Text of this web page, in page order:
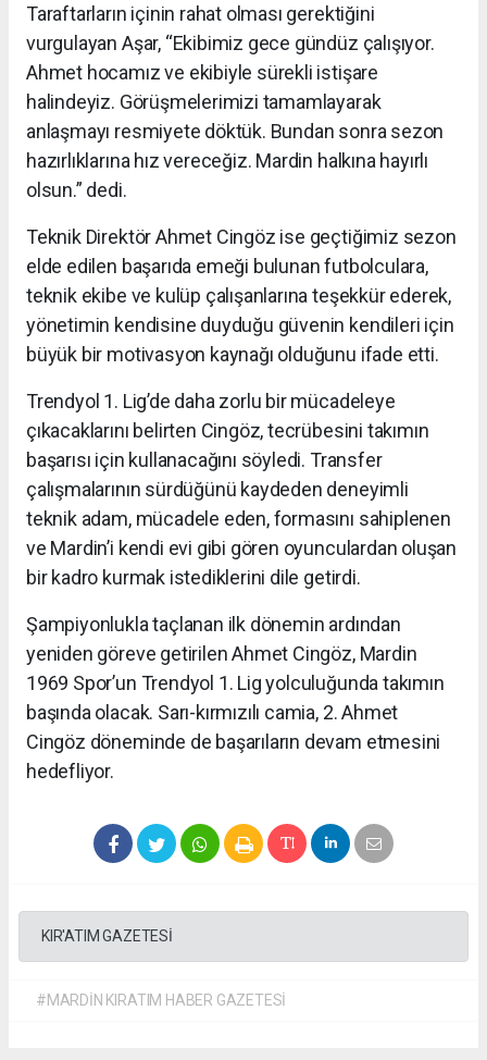
Taraftarların içinin rahat olması gerektiğini
vurgulayan Aşar, “Ekibimiz gece gündüz çalışıyor.
Ahmet hocamız ve ekibiyle sürekli istişare
halindeyiz. Görüşmelerimizi tamamlayarak
anlaşmayı resmiyete döktük. Bundan sonra sezon
hazırlıklarına hız vereceğiz. Mardin halkına hayırlı
olsun.” dedi.
Teknik Direktör Ahmet Cingöz ise geçtiğimiz sezon
elde edilen başarıda emeği bulunan futbolculara,
teknik ekibe ve kulüp çalışanlarına teşekkür ederek,
yönetimin kendisine duyduğu güvenin kendileri için
büyük bir motivasyon kaynağı olduğunu ifade etti.
Trendyol 1. Lig’de daha zorlu bir mücadeleye
çıkacaklarını belirten Cingöz, tecrübesini takımın
başarısı için kullanacağını söyledi. Transfer
çalışmalarının sürdüğünü kaydeden deneyimli
teknik adam, mücadele eden, formasını sahiplenen
ve Mardin’i kendi evi gibi gören oyunculardan oluşan
bir kadro kurmak istediklerini dile getirdi.
Şampiyonlukla taçlanan ilk dönemin ardından
yeniden göreve getirilen Ahmet Cingöz, Mardin
1969 Spor’un Trendyol 1. Lig yolculuğunda takımın
başında olacak. Sarı-kırmızılı camia, 2. Ahmet
Cingöz döneminde de başarıların devam etmesini
hedefliyor.
KIR'ATIM GAZETESİ
#MARDİN KIRATIM HABER GAZETESİ